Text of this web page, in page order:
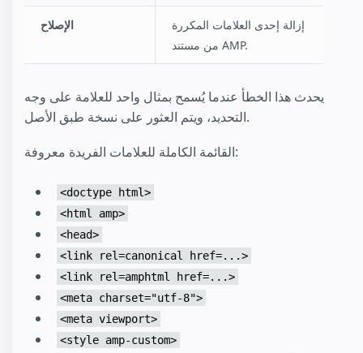
الإصلاح
إزالة إحدى العلامات المكررة
من مستند AMP.
يحدث هذا الخطأ عندما يُسمح بمثال واحد للعلامة على وجه
التحديد، ويتم العثور على نسخة طبق الأصل.
القائمة الكاملة للعلامات الفريدة معروفة:
<doctype html>
<html amp>
<head>
<link rel=canonical href=...>
<link rel=amphtml href=...>
<meta charset="utf-8">
<meta viewport>
<style amp-custom>